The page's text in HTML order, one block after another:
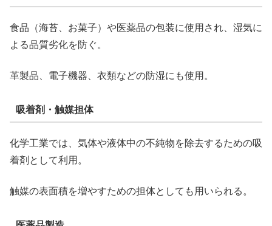
食品（海苔、お菓子）や医薬品の包装に使用され、湿気に
よる品質劣化を防ぐ。
革製品、電子機器、衣類などの防湿にも使用。
吸着剤・触媒担体
化学工業では、気体や液体中の不純物を除去するための吸
着剤として利用。
触媒の表面積を増やすための担体としても用いられる。